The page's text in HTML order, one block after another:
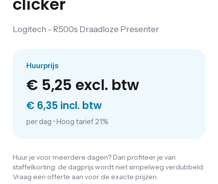
Logitech - R500s Draadloze Presenter
Huurprijs
€ 5,25 excl. btw
€ 6,35 incl. btw
per dag • Hoog tarief 21%
Huur je voor meerdere dagen? Dan profiteer je van
staffelkorting: de dagprijs wordt niet simpelweg verdubbeld.
Vraag een offerte aan voor de exacte prijzen.